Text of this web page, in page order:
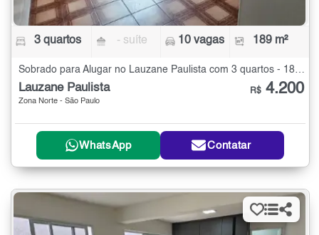
3 quartos - suíte 10 vagas 189 m²
Sobrado para Alugar no Lauzane Paulista com 3 quartos - 189 m²
Lauzane Paulista
Zona Norte - São Paulo
R$ 4.200
WhatsApp Contatar